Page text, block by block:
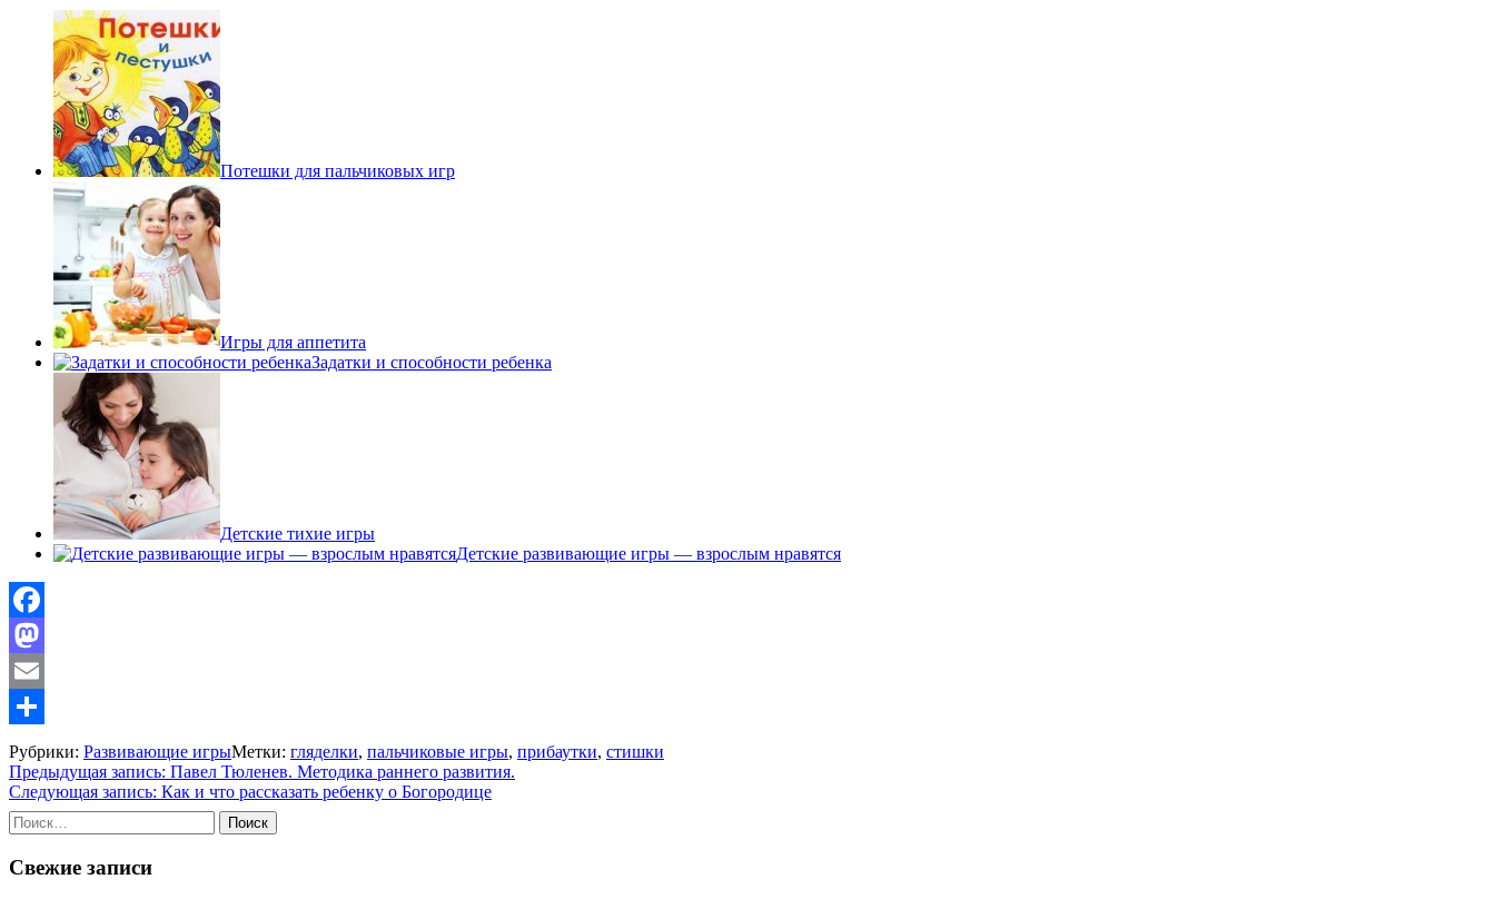
Потешки для пальчиковых игр
Игры для аппетита
Задатки и способности ребенка
Детские тихие игры
Детские развивающие игры — взрослым нравятся
Facebook
Mastodon
Email
Отправить
Рубрики: Развивающие игрыМетки: гляделки, пальчиковые игры, прибаутки, стишки
Навигация
по
записям
Предыдущая запись: Павел Тюленев. Методика раннего развития.
Следующая запись: Как и что рассказать ребенку о Богородице
Найти:
Свежие записи